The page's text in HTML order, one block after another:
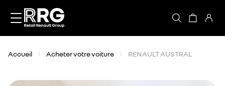
Accueil Acheter votre voiture RENAULT AUSTRAL